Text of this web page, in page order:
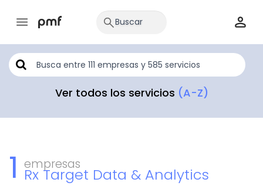
Ver todos los servicios (A-Z)
1 empresas
Rx Target Data & Analytics